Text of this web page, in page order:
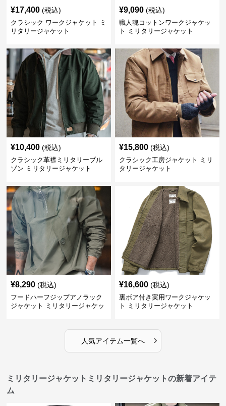
¥17,400 (税込)
クラシック ワークジャケット ミ
リタリージャケット
¥9,090 (税込)
職人魂コットンワークジャケッ
ト ミリタリージャケット
¥10,400 (税込)
クラシック革襟ミリタリーブル
ゾン ミリタリージャケット
¥15,800 (税込)
クラシック工房ジャケット ミリ
タリージャケット
¥8,290 (税込)
フードハーフジップアノラック
ジャケット ミリタリージャケッ
¥16,600 (税込)
裏ボア付き実用ワークジャケッ
ト ミリタリージャケット
人気アイテム一覧へ ›
ミリタリージャケットミリタリージャケットの新着アイテ
ム